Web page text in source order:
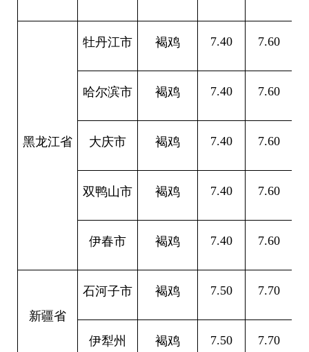
黑龙江省
牡丹江市 褐鸡 7.40 7.60
哈尔滨市 褐鸡 7.40 7.60
大庆市 褐鸡 7.40 7.60
双鸭山市 褐鸡 7.40 7.60
伊春市 褐鸡 7.40 7.60
新疆省
石河子市 褐鸡 7.50 7.70
伊犁州 褐鸡 7.50 7.70